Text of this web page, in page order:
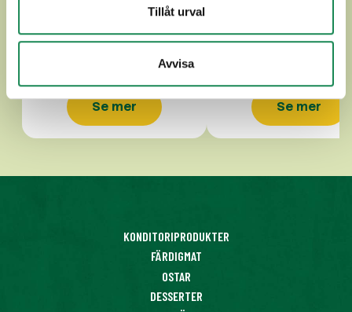
Tillåt urval
Avvisa
Se mer Se mer
KONDITORIPRODUKTER
FÄRDIGMAT
OSTAR
DESSERTER